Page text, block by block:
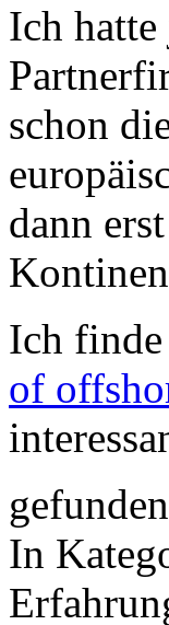
Ich
schon
dann
Ich
of
In